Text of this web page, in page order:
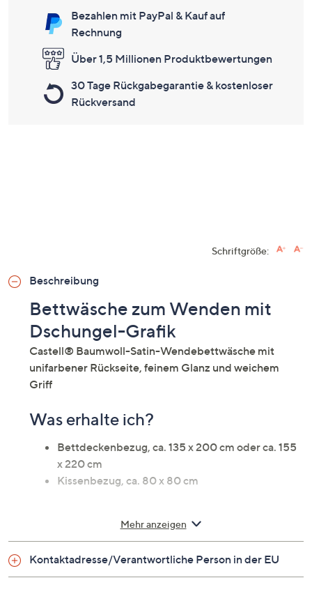
Bezahlen mit PayPal & Kauf auf
Rechnung
Über 1,5 Millionen Produktbewertungen
30 Tage Rückgabegarantie & kostenloser
Rückversand
Schriftgröße:
Beschreibung
Bettwäsche zum Wenden mit
Dschungel-Grafik
Castell® Baumwoll-Satin-Wendebettwäsche mit
unifarbener Rückseite, feinem Glanz und weichem
Griff
Was erhalte ich?
Bettdeckenbezug, ca. 135 x 200 cm oder ca. 155
x 220 cm
Kissenbezug, ca. 80 x 80 cm
Auf einen Blick
Bettwäsche für ein Einzelbett
Baumwoll-Satin
Design Vorderseite: Dschungel-Grafik
Mehr anzeigen
Kontaktadresse/Verantwortliche Person in der EU